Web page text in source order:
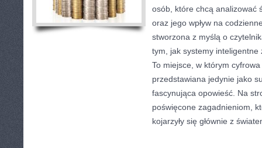
osób, które chcą analizować
oraz jego wpływ na
stworzona z myślą o
tym, jak systemy
To miejsce, w którym
przedstawiana jedynie jako
fascynująca opowieść. Na
poświęcone zagadnieniom,
kojarzyły się głównie z